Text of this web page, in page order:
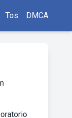
Tos DMCA